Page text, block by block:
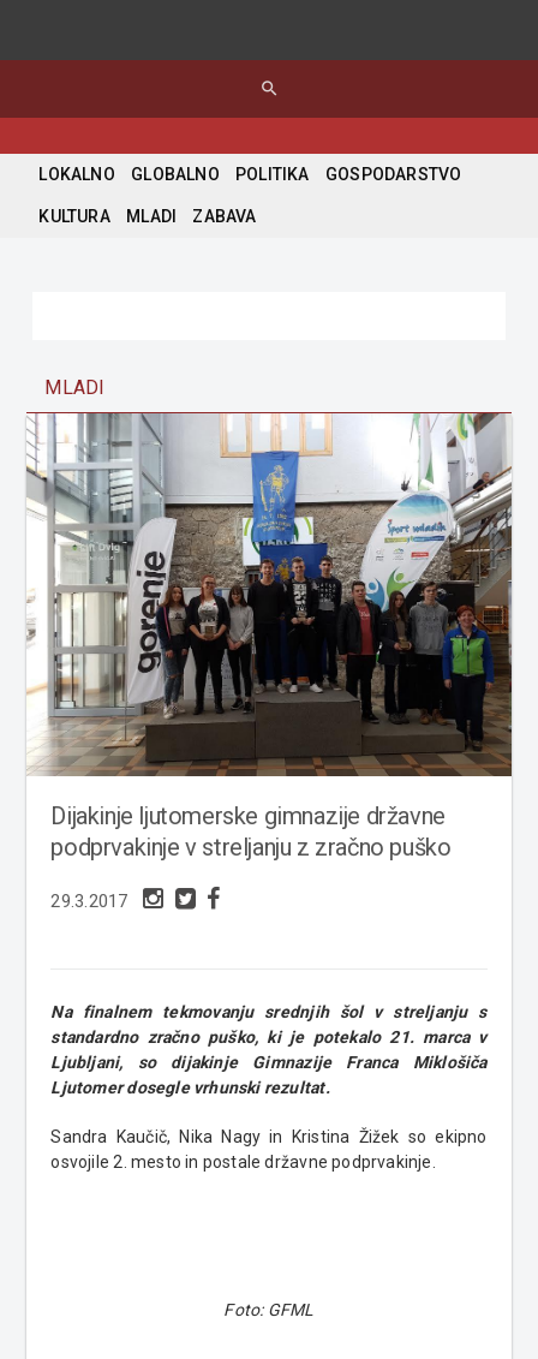
search
LOKALNO GLOBALNO POLITIKA GOSPODARSTVO
KULTURA MLADI ZABAVA
MLADI
Dijakinje ljutomerske gimnazije državne
podprvakinje v streljanju z zračno puško
29.3.2017
Na finalnem tekmovanju srednjih šol v streljanju s
standardno zračno puško, ki je potekalo 21. marca v
Ljubljani, so dijakinje Gimnazije Franca Miklošiča
Ljutomer dosegle vrhunski rezultat.
Sandra Kaučič, Nika Nagy in Kristina Žižek so ekipno
osvojile 2. mesto in postale državne podprvakinje.
Foto: GFML